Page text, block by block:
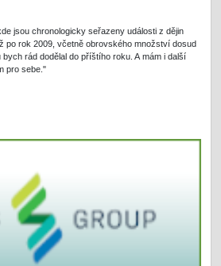
jsou chronologicky seřazeny události z dějin
po rok 2009, včetně obrovského množství dosud
rád dodělal do příštího roku. A mám i další
pro sebe."